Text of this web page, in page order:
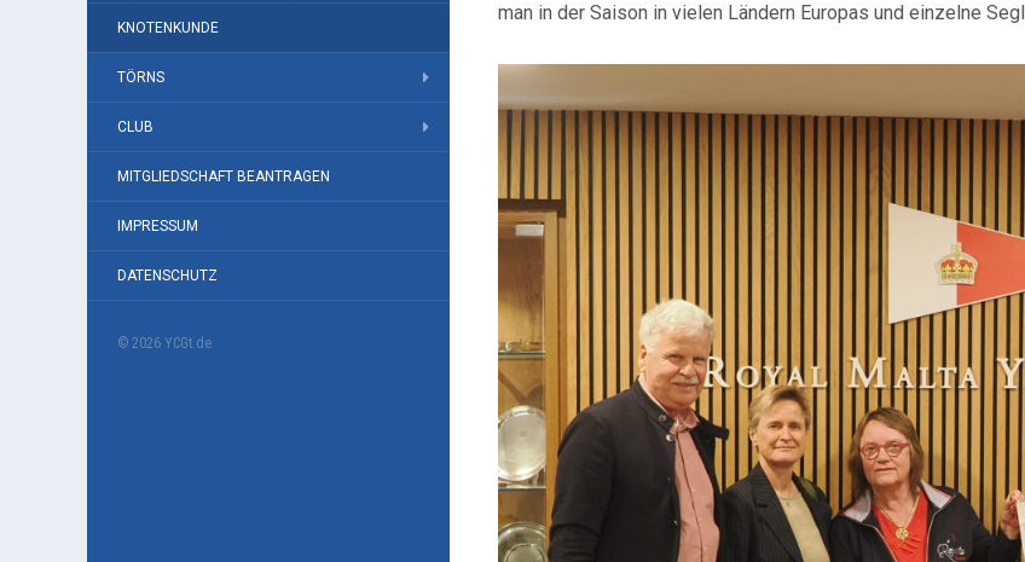
KNOTENKUNDE
TÖRNS
CLUB
MITGLIEDSCHAFT BEANTRAGEN
IMPRESSUM
DATENSCHUTZ
© 2026 YCGt.de
man in der Saison in vielen Ländern Europas und einzelne